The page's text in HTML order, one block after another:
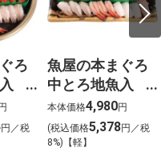
ろ
入
わ
1】
円
円／税
魚屋の本まぐろ
中とろ地魚入
上生寿司 瑞穂
（みずほ）わさ
び抜き【g-3】
本体価格4,980円
(税込価格5,378円／税
8%)【軽】